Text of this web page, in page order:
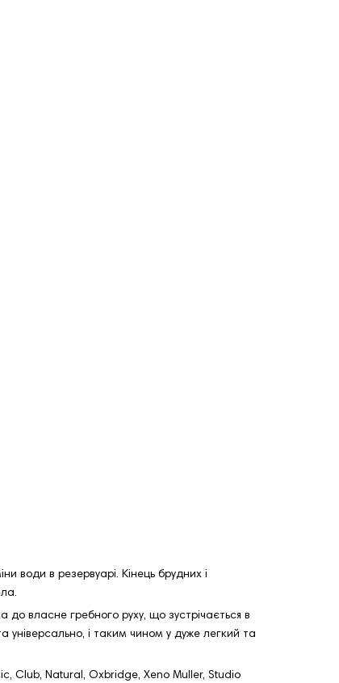
води в резервуарі. Кінець брудних і
власне гребного руху, що зустрічається в
універсально, і таким чином у дуже легкий та
Club, Natural, Oxbridge, Xeno Muller, Studio